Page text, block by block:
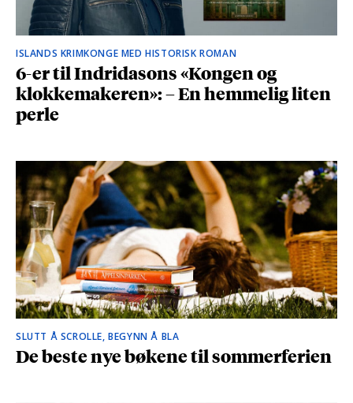
ISLANDS KRIMKONGE MED HISTORISK ROMAN
6-er til Indridasons «Kongen og
klokkemakeren»: – En hemmelig liten
perle
SLUTT Å SCROLLE, BEGYNN Å BLA
De beste nye bøkene til sommerferien